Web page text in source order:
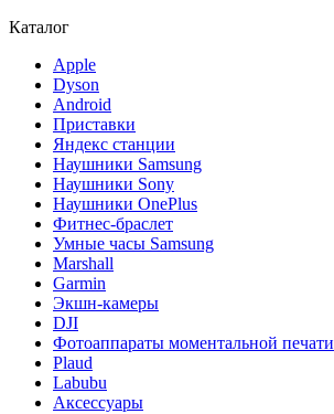
Каталог
Apple
Dyson
Android
Приставки
Яндекс станции
Наушники Samsung
Наушники Sony
Наушники OnePlus
Фитнес-браслет
Умные часы Samsung
Marshall
Garmin
Экшн-камеры
DJI
Фотоаппараты моментальной печати
Plaud
Labubu
Аксессуары